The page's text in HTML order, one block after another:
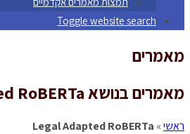
Toggle website search
מאמרים
מאמרים בנושא Legal Adapted RoBERTa
ראשי»
Legal Adapted RoBERTa